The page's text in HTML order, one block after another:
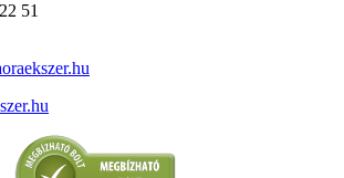
51